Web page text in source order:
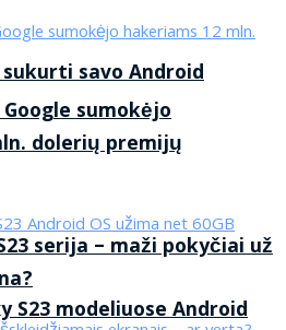
savo Android
S23 modeliuose Android
sumokėjo
dolerių premijų
serija – maži pokyčiai už